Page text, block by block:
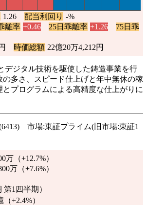
1.26 配当利回り -%
離率 +0.46 25日乖離率 +1.26
75日乖
円 時価総額 22億20万4,212円
デジタル技術を駆使した鋳造事業を行
の多さ、スピード仕上げと年中無休の稼
プログラムによる高精度な仕上がりに
市場:東証プライム(旧市場:東証1
万（+12.7%）
万（+7.6%）
第1四半期）
（+2.4%）